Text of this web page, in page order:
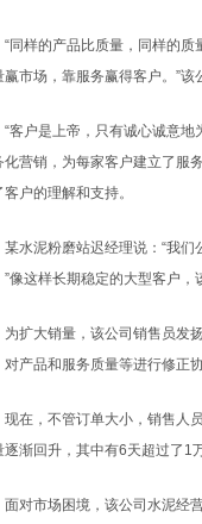
样的产品比质量，同样的质
赢市场，靠服务赢得客户。”
户是上帝，只有诚心诚意地
化营销，为每家客户建立了服
客户的理解和支持。
泥粉磨站迟经理说：“我们
”像这样长期稳定的大型客户
大销量，该公司销售员发扬
对产品和服务质量等进行修正
，不管订单大小，销售人员
逐渐回升，其中有6天超过了1
市场困境，该公司水泥经营